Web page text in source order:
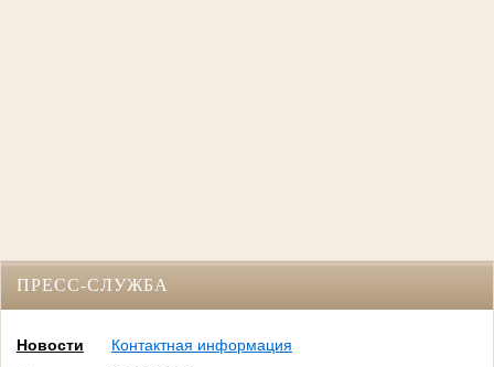
ПРЕСС-СЛУЖБА
Новости
Контактная информация